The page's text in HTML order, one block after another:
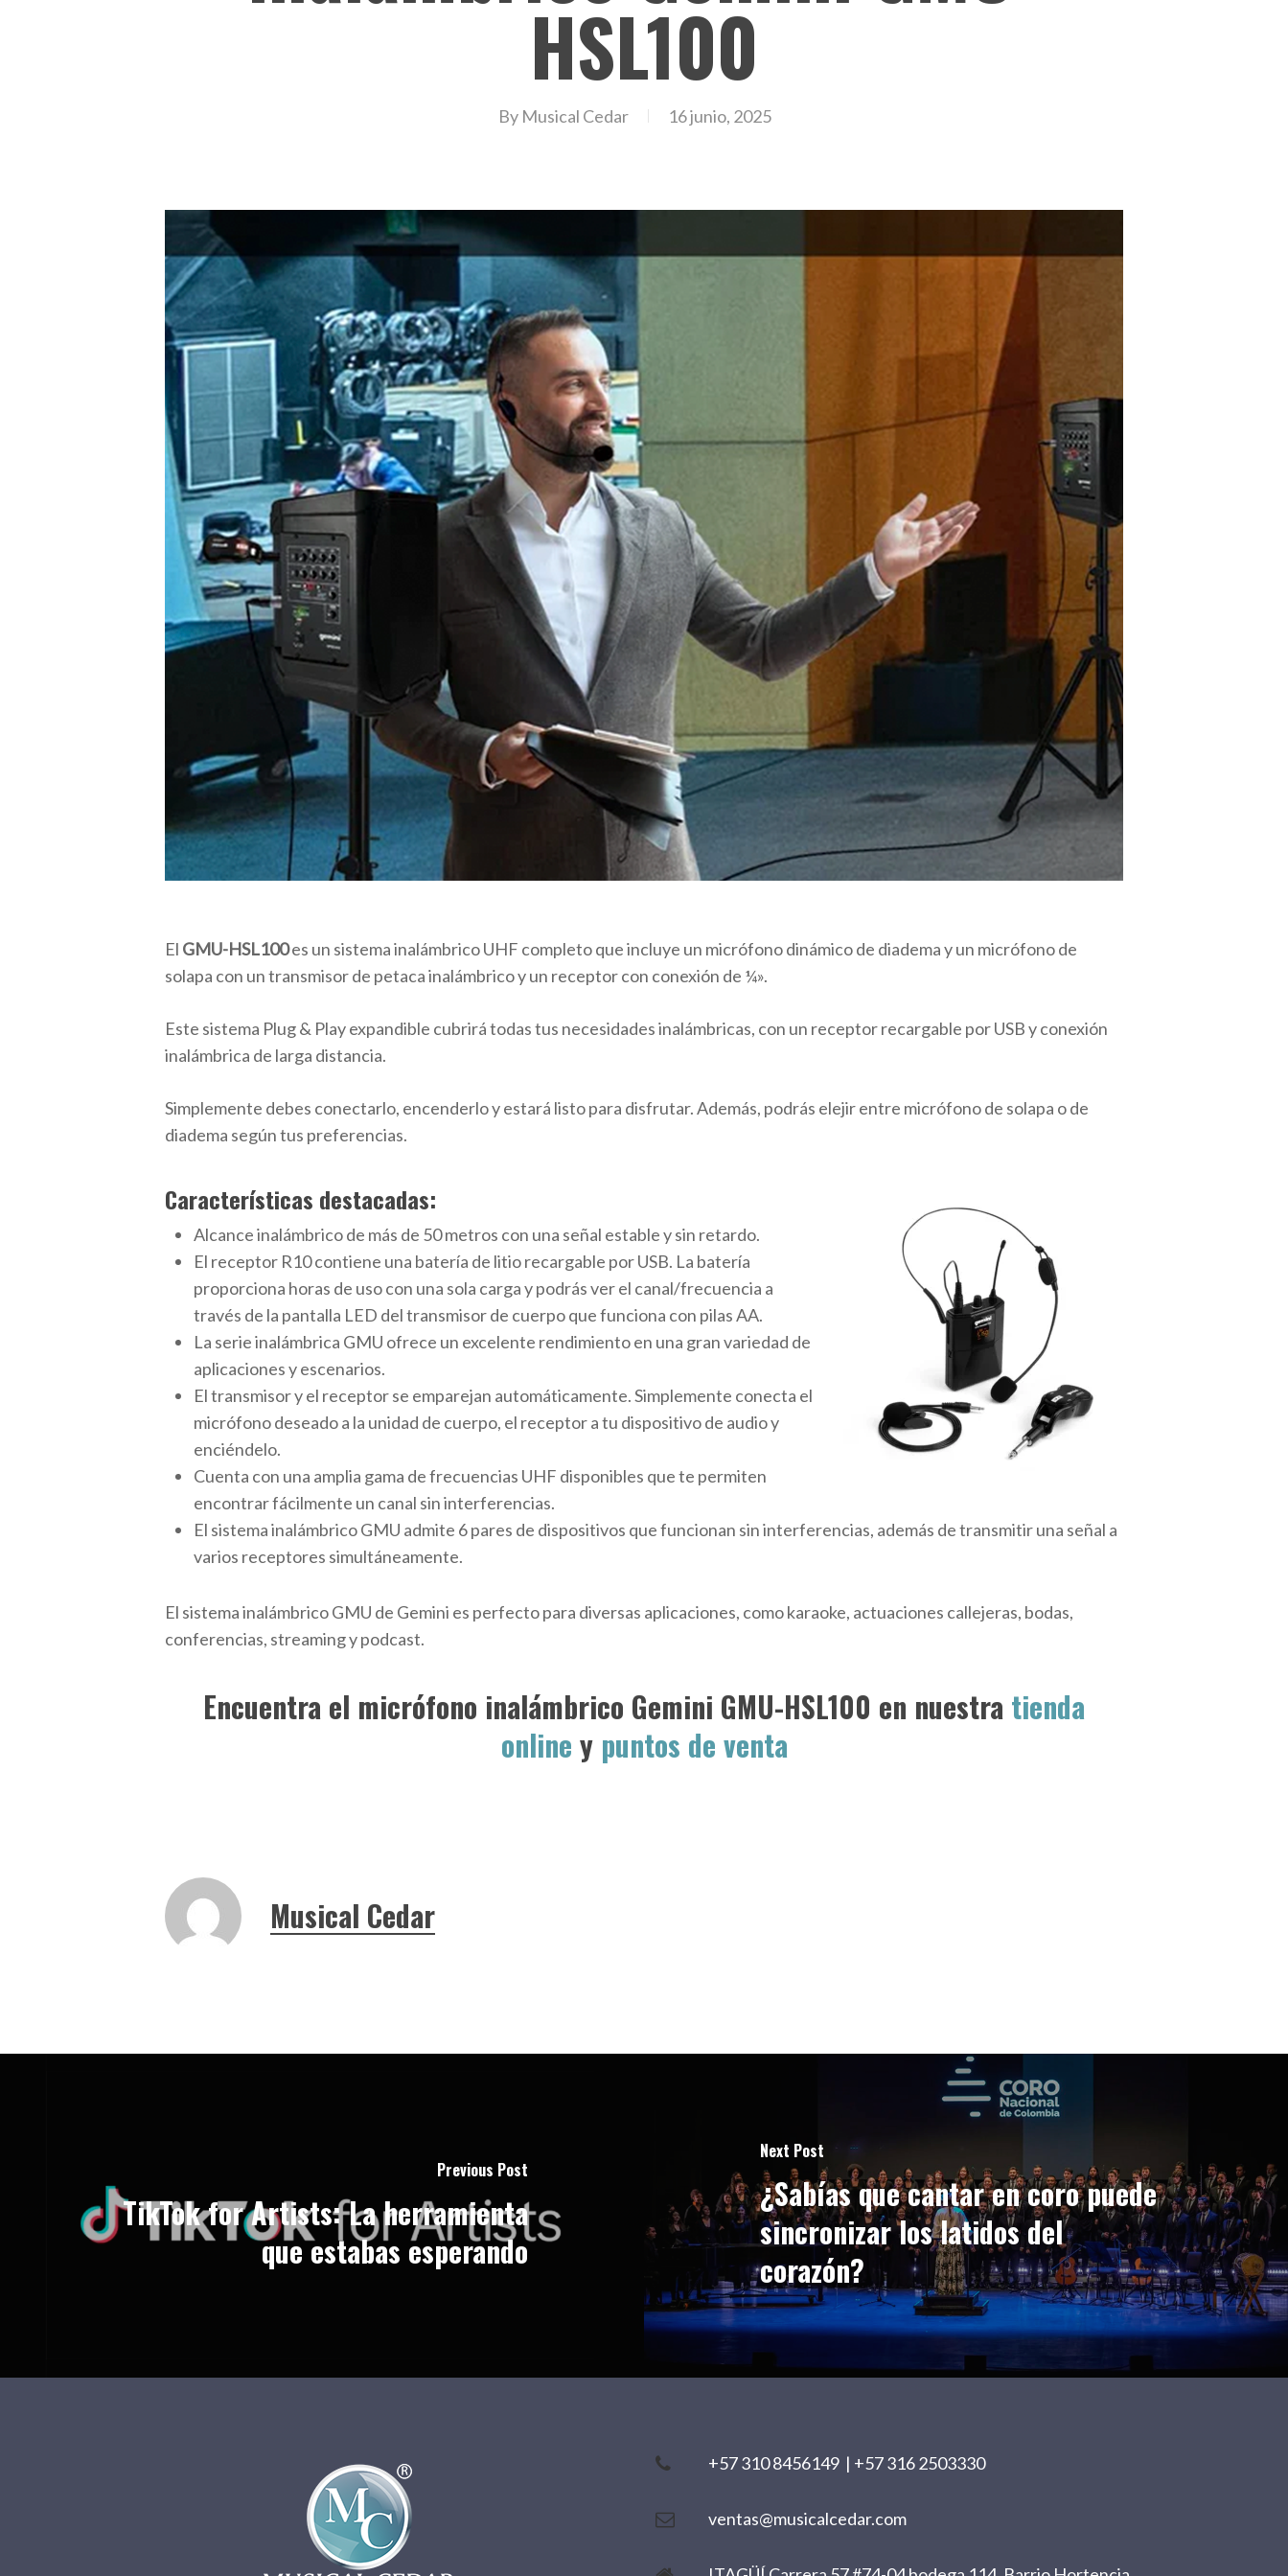
HSL100
By Musical Cedar 16 junio, 2025
El GMU-HSL100es un sistema inalámbrico UHF completo que incluye un micrófono dinámico de diadema y un micrófono de
solapa con un transmisor de petaca inalámbrico y un receptor con conexión de ¼».
Este sistema Plug & Play expandible cubrirá todas tus necesidades inalámbricas, con un receptor recargable por USB y conexión
inalámbrica de larga distancia.
Simplemente debes conectarlo, encenderlo y estará listo para disfrutar. Además, podrás elejir entre micrófono de solapa o de
diadema según tus preferencias.
Características destacadas:
Alcance inalámbrico de más de 50 metros con una señal estable y sin retardo.
El receptor R10 contiene una batería de litio recargable por USB. La batería
proporciona horas de uso con una sola carga y podrás ver el canal/frecuencia a
través de la pantalla LED del transmisor de cuerpo que funciona con pilas AA.
La serie inalámbrica GMU ofrece un excelente rendimiento en una gran variedad de
aplicaciones y escenarios.
El transmisor y el receptor se emparejan automáticamente. Simplemente conecta el
micrófono deseado a la unidad de cuerpo, el receptor a tu dispositivo de audio y
enciéndelo.
Cuenta con una amplia gama de frecuencias UHF disponibles que te permiten
encontrar fácilmente un canal sin interferencias.
El sistema inalámbrico GMU admite 6 pares de dispositivos que funcionan sin interferencias, además de transmitir una señal a
varios receptores simultáneamente.
El sistema inalámbrico GMU de Gemini es perfecto para diversas aplicaciones, como karaoke, actuaciones callejeras, bodas,
conferencias, streaming y podcast.
Encuentra el micrófono inalámbrico Gemini GMU-HSL100 en nuestra tienda
online y puntos de venta
Musical Cedar
Previous Post
TikTok for Artists: La herramienta
que estabas esperando
Next Post
¿Sabías que cantar en coro puede
sincronizar los latidos del
corazón?
+57 310 8456149 | +57 316 2503330
ventas@musicalcedar.com